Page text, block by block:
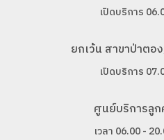
เปิดบริการ
ยกเว้น สาขาป่าตอ
เปิดบริการ
ศูนย์บริการลูก
เวลา 06.00 -